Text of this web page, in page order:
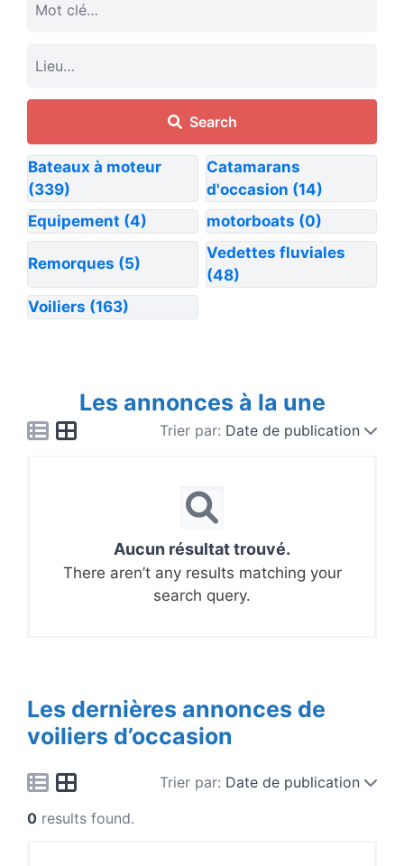
Search
Bateaux à moteur
(339)
Catamarans
d'occasion (14)
Equipement (4) motorboats (0)
Remorques (5)
Vedettes fluviales
(48)
Voiliers (163)
Les annonces à la une
Trier par: Date de publication
Aucun résultat trouvé.
There aren’t any results matching your
search query.
Les dernières annonces de
voiliers d’occasion
Trier par: Date de publication
0 results found.